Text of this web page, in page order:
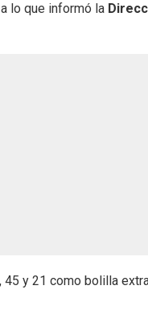
lo que informó la
45 y 21 como bolilla